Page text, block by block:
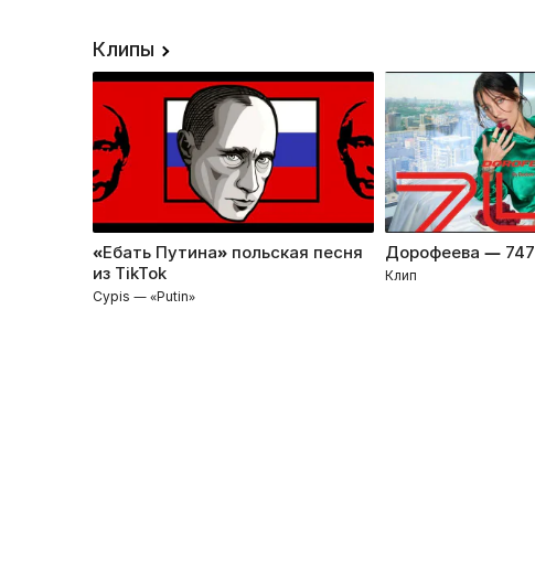
Клипы
«Ебать Путина» польская песня
из TikTok
Cypis — «Putin»
Дорофеева — 747
Клип